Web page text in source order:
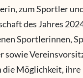
zum Sportler
des Jahres
Sportlerinnen,
sowie
die Möglichkeit, ihre